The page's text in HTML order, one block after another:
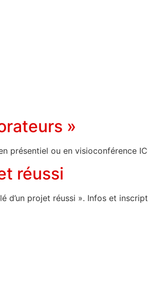
»
présentiel ou en visioconférence
réussi
d’un projet réussi ». Infos et